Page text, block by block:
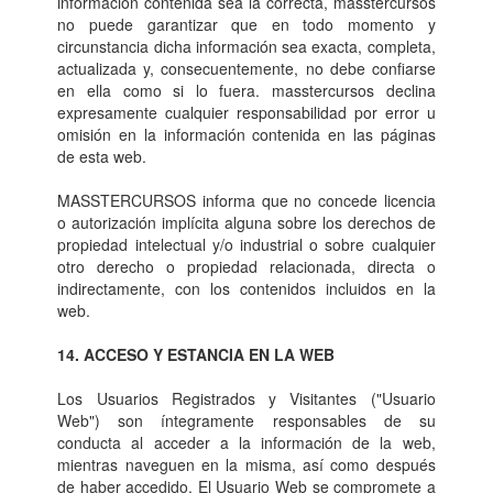
no puede garantizar que en todo momento y
circunstancia dicha información sea exacta, completa,
actualizada y, consecuentemente, no debe confiarse
en ella como si lo fuera. masstercursos declina
expresamente cualquier responsabilidad por error u
omisión en la información contenida en las páginas
de esta web.
MASSTERCURSOS informa que no concede licencia
o autorización implícita alguna sobre los derechos de
propiedad intelectual y/o industrial o sobre cualquier
otro derecho o propiedad relacionada, directa o
indirectamente, con los contenidos incluidos en la
web.
14. ACCESO Y ESTANCIA EN LA WEB
Los Usuarios Registrados y Visitantes ("Usuario
Web") son íntegramente responsables de su
conducta al acceder a la información de la web,
mientras naveguen en la misma, así como después
de haber accedido. El Usuario Web se compromete a